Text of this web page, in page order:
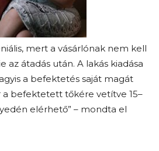
mert a vásárlónak nem kell
átadás után. A lakás kiadása
a befektetés saját magát
a befektetett tőkére vetítve 15–
elérhető” – mondta el